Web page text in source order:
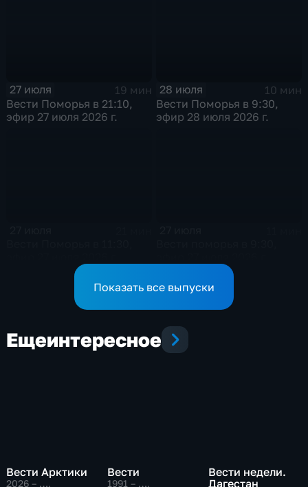
27 июля
19 мин
Вести Поморья в 21:10,
эфир 27 июля 2026 г.
28 июля
10 мин
Вести Поморья в 9:30,
эфир 28 июля 2026 г.
Показать все выпуски
Ещеинтересное
Вести Арктики
2026 – …,
Вести
1991 – …,
Вести недели.
Дагестан